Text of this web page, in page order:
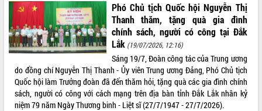
VĂN BẢN HĐND TỈNH
ĐIỂM TIN VĂN BẢN
QUY HOẠCH - KẾ HOẠCH
Phó Chủ tịch Quốc hội Nguyễn Thị
Thanh thăm, tặng quà gia đình
chính sách, người có công tại Đắk
Lắk (19/07/2026, 12:16)
Sáng 19/7, Đoàn công tác của Trung ương
do đồng chí Nguyễn Thị Thanh - Ủy viên Trung ương Đảng, Phó Chủ tịch
Quốc hội làm Trưởng đoàn đã đến thăm hỏi, tặng quà các gia đình chính
sách, người có công với cách mạng trên địa bàn tỉnh Đắk Lắk nhân kỷ
niệm 79 năm Ngày Thương binh - Liệt sĩ (27/7/1947 - 27/7/2026).